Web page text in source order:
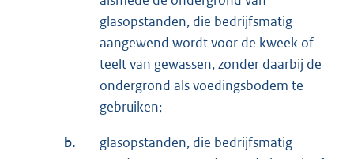
glasopstanden, die bedrijfsmatig
aangewend wordt voor de kweek of
teelt van gewassen, zonder daarbij de
ondergrond als voedingsbodem te
gebruiken;
b.
glasopstanden, die bedrijfsmatig